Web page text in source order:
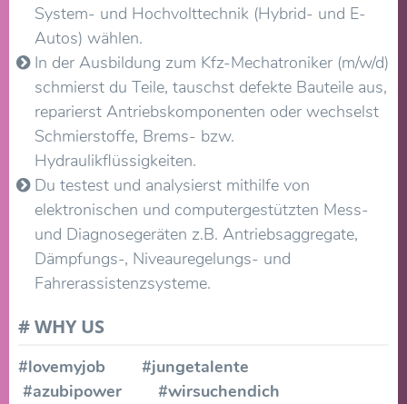
System- und Hochvolttechnik (Hybrid- und E-
Autos) wählen.
In der Ausbildung zum Kfz-Mechatroniker (m/w/d)
schmierst du Teile, tauschst defekte Bauteile aus,
reparierst Antriebskomponenten oder wechselst
Schmierstoffe, Brems- bzw.
Hydraulikflüssigkeiten.
Du testest und analysierst mithilfe von
elektronischen und computergestützten Mess-
und Diagnosegeräten z.B. Antriebsaggregate,
Dämpfungs-, Niveauregelungs- und
Fahrerassistenzsysteme.
# WHY US
#lovemyjob #jungetalente
#azubipower #wirsuchendich